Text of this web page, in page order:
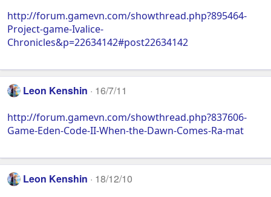
http://forum.gamevn.com/showthread.php?895464-
Project-game-Ivalice-
Chronicles&p=22634142#post22634142
Leon Kenshin 16/7/11
http://forum.gamevn.com/showthread.php?837606-
Game-Eden-Code-II-When-the-Dawn-Comes-Ra-mat
Leon Kenshin 18/12/10